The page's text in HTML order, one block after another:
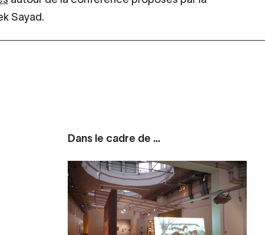
Sayad.
Dans le cadre de ...